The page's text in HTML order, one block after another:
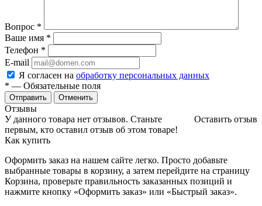
Вопрос *
Ваше имя *
Телефон *
E-mail
Я согласен на обработку персональных данных
* — Обязательные поля
Отменить
Отзывы
Оставить отзыв
У данного товара нет отзывов. Станьте
первым, кто оставил отзыв об этом товаре!
Как купить
Оформить заказ на нашем сайте легко. Просто добавьте
выбранные товары в корзину, а затем перейдите на страницу
Корзина, проверьте правильность заказанных позиций и
нажмите кнопку «Оформить заказ» или «Быстрый заказ».